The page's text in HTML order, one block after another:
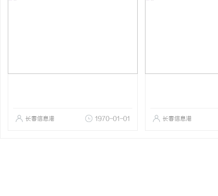
长春信息港 1970-01-01 长春信息港